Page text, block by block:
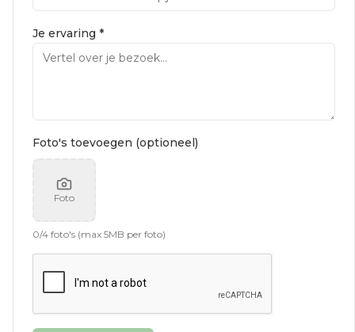
Je ervaring *
Foto's toevoegen (optioneel)
Foto
0/4 foto's (max 5MB per foto)